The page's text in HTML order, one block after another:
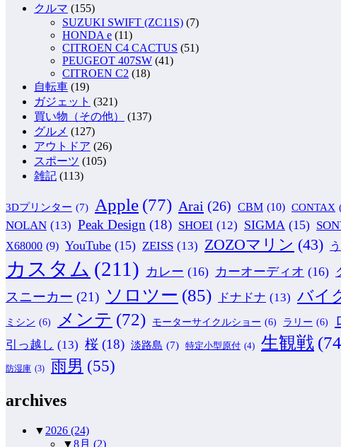
クルマ (155)
SUZUKI SWIFT (ZC11S) (7)
HONDA e (11)
CITROEN C4 CACTUS (51)
PEUGEOT 407SW (41)
CITROEN C2 (18)
自転車 (19)
ガジェット (321)
買い物（その他）
(137)
グルメ (127)
アウトドア (26)
スポーツ (105)
雑記 (113)
3Dプリンター (7) Apple (77) Arai (26) CBM (10) CONTAX
NOLAN (13) Peak Design (18) SHOEI (12) SIGMA (15)
X68000 (9) YouTube (15) ZEISS (13) ZOZOマリン (43)
カスタム (211) カレー (16) カーオーディオ (16)
スニーカー (21) ソロツー (85) ドナドナ (13) バイ
ミシン (6) メンテ (72) モーターサイクルショー (6) ラリー (6)
引っ越し (13) 桜 (18) 淡路島 (7) 特定小型原付 (4) 生観戦
防湿庫 (3) 雨男 (55)
archives
▼ 2026 (24)
▼8月 (2)